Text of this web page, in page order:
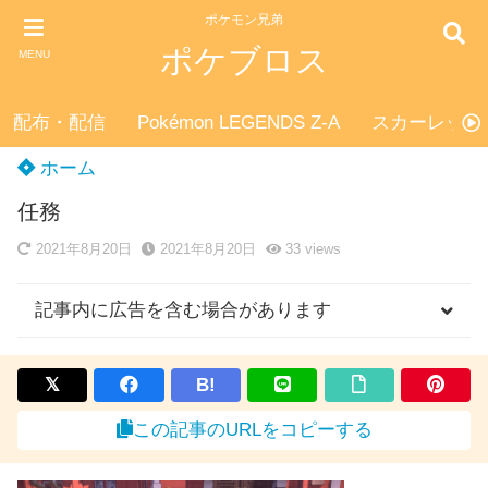
MENU
ポケモン兄弟
ポケブロス
配布・配信 Pokémon LEGENDS Z-A スカーレッ
ホーム
任務
2021年8月20日 2021年8月20日 33views
記事内に広告を含む場合があります
B!
この記事のURLをコピーする